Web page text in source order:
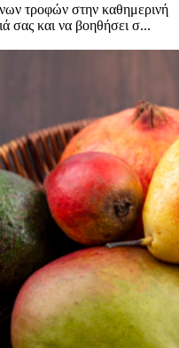
τροφών στην καθημερινή
σας και να βοηθήσει σ...